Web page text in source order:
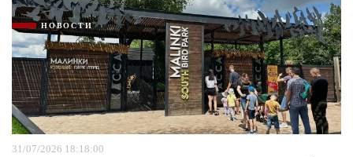
НОВОСТИ
31/07/2026 18:18:00